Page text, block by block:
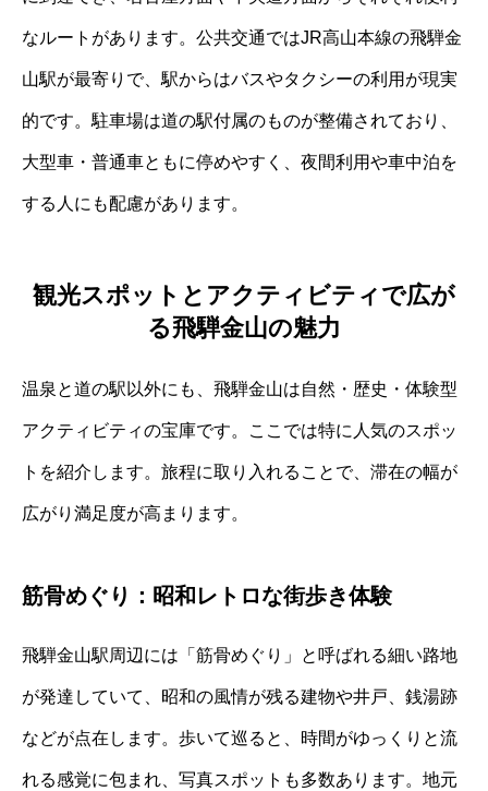
なルートがあります。公共交通ではJR高山本線の飛騨金
山駅が最寄りで、駅からはバスやタクシーの利用が現実
的です。駐車場は道の駅付属のものが整備されており、
大型車・普通車ともに停めやすく、夜間利用や車中泊を
する人にも配慮があります。
観光スポットとアクティビティで広が
る飛騨金山の魅力
温泉と道の駅以外にも、飛騨金山は自然・歴史・体験型
アクティビティの宝庫です。ここでは特に人気のスポッ
トを紹介します。旅程に取り入れることで、滞在の幅が
広がり満足度が高まります。
筋骨めぐり：昭和レトロな街歩き体験
飛騨金山駅周辺には「筋骨めぐり」と呼ばれる細い路地
が発達していて、昭和の風情が残る建物や井戸、銭湯跡
などが点在します。歩いて巡ると、時間がゆっくりと流
れる感覚に包まれ、写真スポットも多数あります。地元